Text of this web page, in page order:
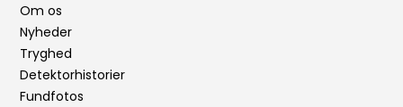
Om os
Nyheder
Tryghed
Detektorhistorier
Fundfotos